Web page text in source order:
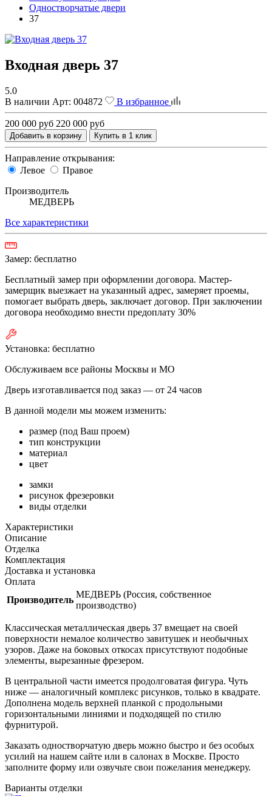
Одностворчатые двери
37
Входная дверь 37
5.0
В наличии Арт: 004872 В избранное
200 000 руб 220 000 руб
Добавить в корзину Купить в 1 клик
Направление открывания:
Левое
Правое
Производитель
МЕДВЕРЬ
Все характеристики
Замер: бесплатно
Бесплатный замер при оформлении договора. Мастер-
замерщик выезжает на указанный адрес, замеряет проемы,
помогает выбрать дверь, заключает договор. При заключении
договора необходимо внести предоплату 30%
Установка: бесплатно
Обслуживаем все районы Москвы и МО
Дверь изготавливается под заказ — от 24 часов
В данной модели мы можем изменить:
размер (под Ваш проем)
тип конструкции
материал
цвет
замки
рисунок фрезеровки
виды отделки
Характеристики
Описание
Отделка
Комплектация
Доставка и установка
Оплата
Производитель
МЕДВЕРЬ (Россия, собственное
производство)
Классическая металлическая дверь 37 вмещает на своей
поверхности немалое количество завитушек и необычных
узоров. Даже на боковых откосах присутствуют подобные
элементы, вырезанные фрезером.
В центральной части имеется продолговатая фигура. Чуть
ниже — аналогичный комплекс рисунков, только в квадрате.
Дополнена модель верхней планкой с продольными
горизонтальными линиями и подходящей по стилю
фурнитурой.
Заказать одностворчатую дверь можно быстро и без особых
усилий на нашем сайте или в салонах в Москве. Просто
заполните форму или озвучьте свои пожелания менеджеру.
Варианты отделки